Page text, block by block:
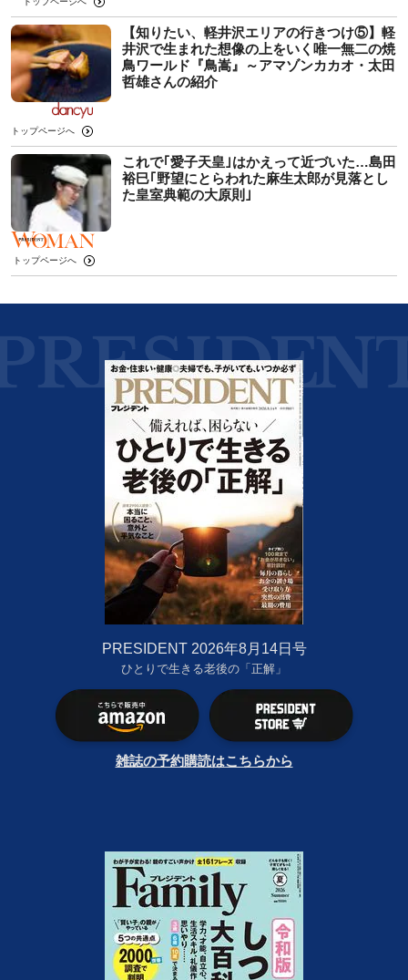
【知りたい、軽井沢エリアの行きつけ⑤】軽
井沢で生まれた想像の上をいく唯一無二の焼
鳥ワールド『鳥嵩』～アマゾンカカオ・太田
哲雄さんの紹介
トップページへ
これで｢愛子天皇｣はかえって近づいた…島田
裕巳｢野望にとらわれた麻生太郎が見落とし
た皇室典範の大原則｣
トップページへ
PRESIDENT 2026年8月14日号
ひとりで生きる老後の「正解」
雑誌の予約購読はこちらから